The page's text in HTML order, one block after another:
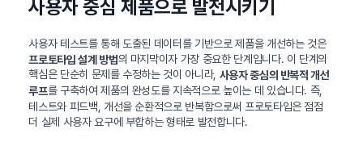
사용자 중심 제품으로 발전시키기
사용자 테스트를 통해 도출된 데이터를 기반으로 제품을 개선하는 것은
프로토타입 설계 방법의 마지막이자 가장 중요한 단계입니다. 이 단계의
핵심은 단순히 문제를 수정하는 것이 아니라, 사용자 중심의 반복적 개선
루프를 구축하여 제품의 완성도를 지속적으로 높이는 데 있습니다. 즉,
테스트와 피드백, 개선을 순환적으로 반복함으로써 프로토타입은 점점
더 실제 사용자 요구에 부합하는 형태로 발전합니다.